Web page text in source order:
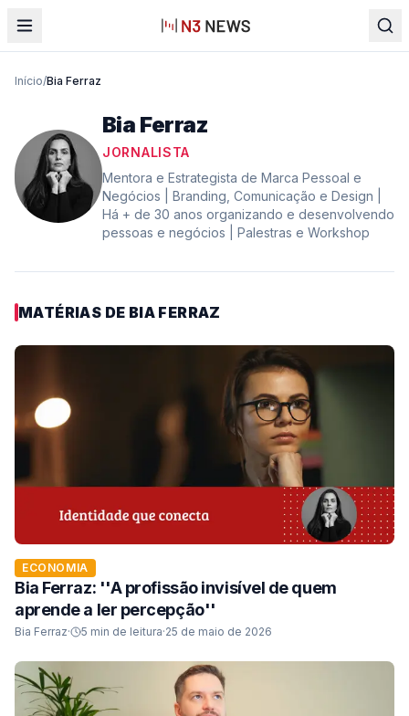
Início/Bia Ferraz
Bia Ferraz
JORNALISTA
Mentora e Estrategista de Marca Pessoal e
Negócios | Branding, Comunicação e Design |
Há + de 30 anos organizando e desenvolvendo
pessoas e negócios | Palestras e Workshop
MATÉRIAS DE BIA FERRAZ
ECONOMIA
Bia Ferraz: ''A profissão invisível de quem
aprende a ler percepção''
Bia Ferraz· 5 min de leitura·25 de maio de 2026